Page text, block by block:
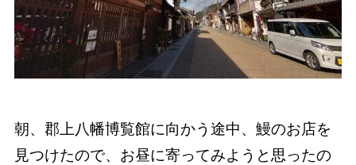
朝、郡上八幡博覧館に向かう途中、鰻のお店を
見つけたので、 お昼に寄ってみようと思ったの